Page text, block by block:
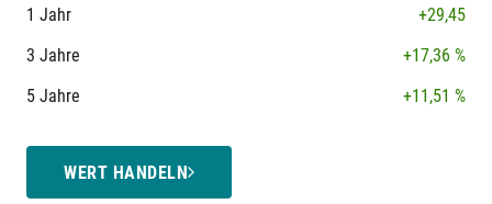
1 Jahr
+29,45
3 Jahre
+17,36 %
5 Jahre
+11,51 %
WERT HANDELN